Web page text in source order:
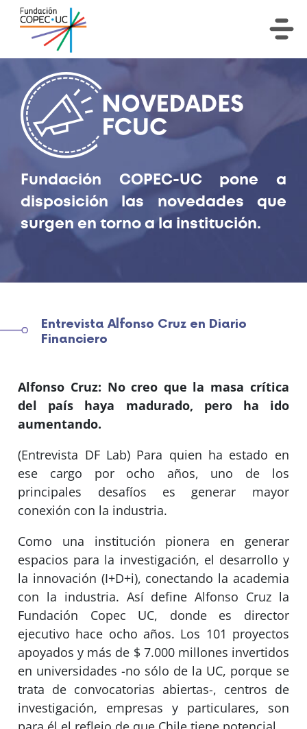
Fundación COPEC-UC pone a
disposición las novedades que
surgen en torno a la institución.
Entrevista Alfonso Cruz en Diario
Financiero
Alfonso Cruz: No creo que la masa crítica
del país haya madurado, pero ha ido
aumentando.
(Entrevista DF Lab) Para quien ha estado en
ese cargo por ocho años, uno de los
principales desafíos es generar mayor
conexión con la industria.
Como una institución pionera en generar
espacios para la investigación, el desarrollo y
la innovación (I+D+i), conectando la academia
con la industria. Así define Alfonso Cruz la
Fundación Copec UC, donde es director
ejecutivo hace ocho años. Los 101 proyectos
apoyados y más de $ 7.000 millones invertidos
en universidades -no sólo de la UC, porque se
trata de convocatorias abiertas-, centros de
investigación, empresas y particulares, son